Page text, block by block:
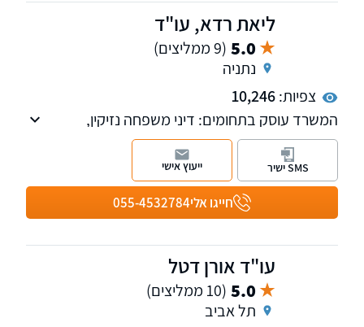
ליאת רדא, עו"ד
5.0 (9 ממליצים)
נתניה
צפיות:10,246
המשרד עוסק בתחומים: דיני משפחה נזיקין,
תאונות דרכים, רשלנות רפואית, ביטוח לאומי,
משרד הביטחון ודיני ביטוח.
חייגו אלי055-4532784
SMS ישיר ייעוץ אישי
עו"ד אורן דטל
5.0 (10 ממליצים)
תל אביב